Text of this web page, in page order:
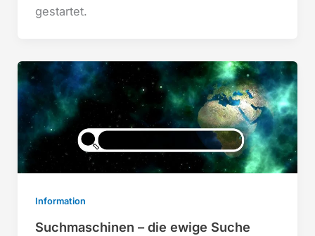
gestartet.
Information
Suchmaschinen – die ewige Suche